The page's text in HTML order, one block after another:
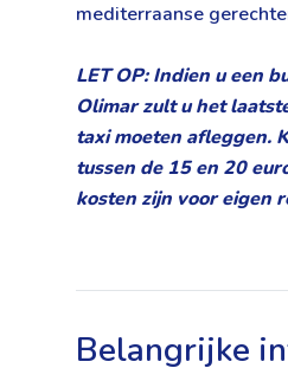
mediterraanse
LET OP: Indien u een
Olimar zult u het
taxi moeten afleggen.
tussen de 15 en 20
kosten zijn voor eigen
Belangrijke